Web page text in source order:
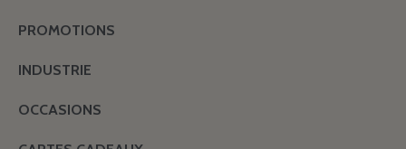
PROMOTIONS
INDUSTRIE
OCCASIONS